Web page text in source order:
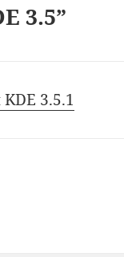
3.5”
3.5.1